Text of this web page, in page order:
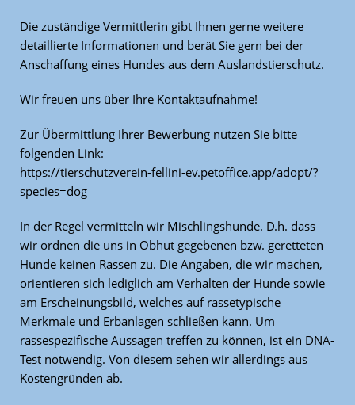
Die zuständige Vermittlerin gibt Ihnen gerne weitere
detaillierte Informationen und berät Sie gern bei der
Anschaffung eines Hundes aus dem Auslandstierschutz.
Wir freuen uns über Ihre Kontaktaufnahme!
Zur Übermittlung Ihrer Bewerbung nutzen Sie bitte
folgenden Link:
https://tierschutzverein-fellini-ev.petoffice.app/adopt/?
species=dog
In der Regel vermitteln wir Mischlingshunde. D.h. dass
wir ordnen die uns in Obhut gegebenen bzw. geretteten
Hunde keinen Rassen zu. Die Angaben, die wir machen,
orientieren sich lediglich am Verhalten der Hunde sowie
am Erscheinungsbild, welches auf rassetypische
Merkmale und Erbanlagen schließen kann. Um
rassespezifische Aussagen treffen zu können, ist ein DNA-
Test notwendig. Von diesem sehen wir allerdings aus
Kostengründen ab.